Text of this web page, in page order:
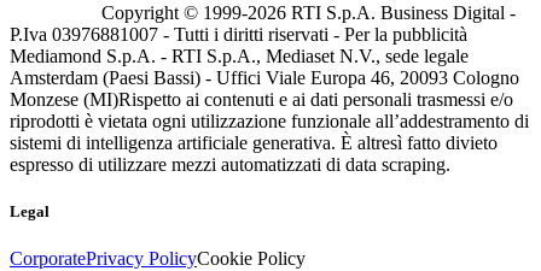
Copyright © 1999-2026 RTI S.p.A. Business Digital -
P.Iva 03976881007 - Tutti i diritti riservati - Per la pubblicità
Mediamond S.p.A. - RTI S.p.A., Mediaset N.V., sede legale
Amsterdam (Paesi Bassi) - Uffici Viale Europa 46, 20093 Cologno
Monzese (MI)Rispetto ai contenuti e ai dati personali trasmessi e/o
riprodotti è vietata ogni utilizzazione funzionale all’addestramento di
sistemi di intelligenza artificiale generativa. È altresì fatto divieto
espresso di utilizzare mezzi automatizzati di data scraping.
Legal
CorporatePrivacy PolicyCookie Policy